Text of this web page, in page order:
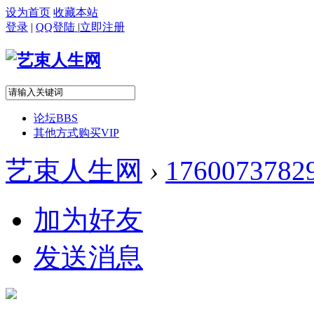
设为首页 收藏本站
登录 | QQ登陆 |立即注册
论坛BBS
其他方式购买VIP
艺束人生网 ›
加为好友
发送消息